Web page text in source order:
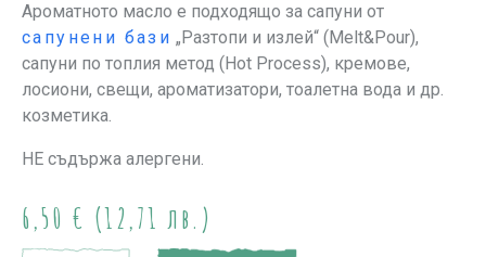
Ароматното масло е подходящо за сапуни от
сапунени бази „Разтопи и излей“ (Melt&Pour),
сапуни по топлия метод (Hot Process), кремове,
лосиони, свещи, ароматизатори, тоалетна вода и др.
козметика.
НЕ съдържа алергени.
6,50 € (12,71 лв.)